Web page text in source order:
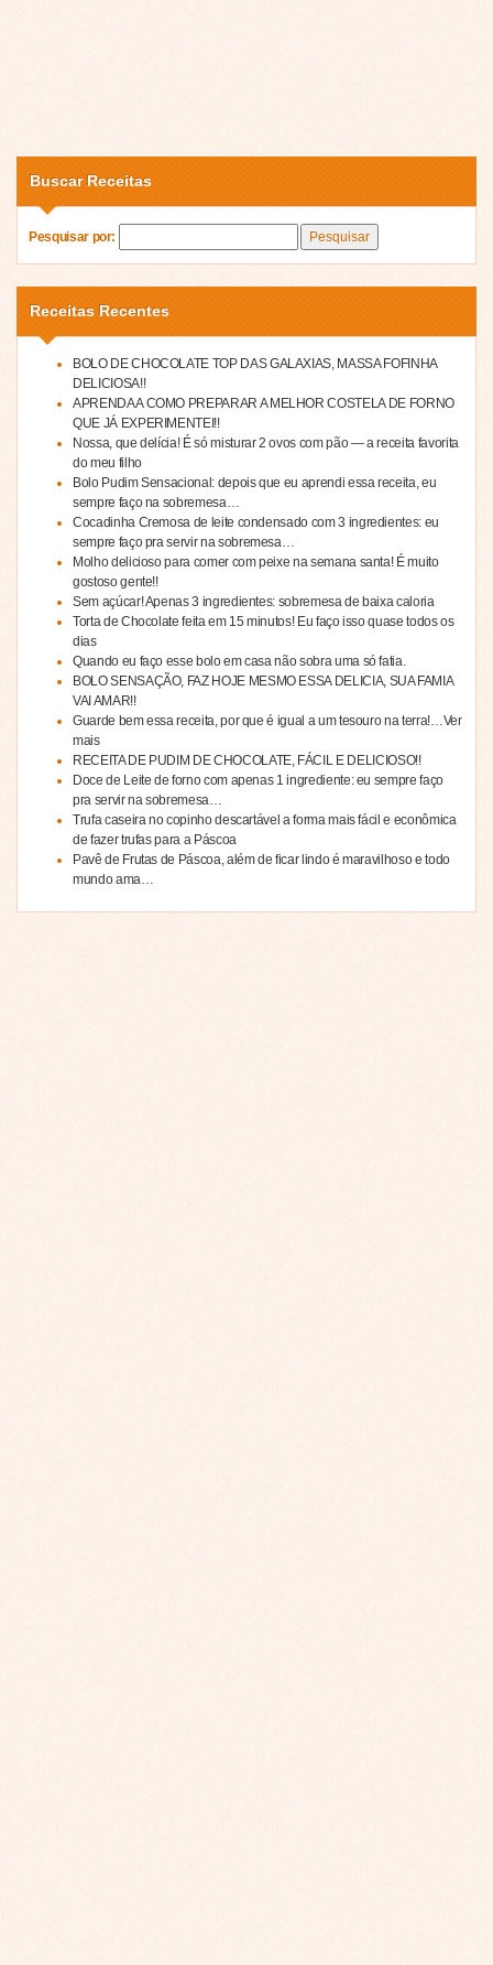
Buscar Receitas
Pesquisar por:
Receitas Recentes
BOLO DE CHOCOLATE TOP DAS GALAXIAS, MASSA FOFINHA
DELICIOSA!!
APRENDA A COMO PREPARAR A MELHOR COSTELA DE FORNO
QUE JÁ EXPERIMENTEI!!
Nossa, que delícia! É só misturar 2 ovos com pão — a receita favorita
do meu filho
Bolo Pudim Sensacional: depois que eu aprendi essa receita, eu
sempre faço na sobremesa…
Cocadinha Cremosa de leite condensado com 3 ingredientes: eu
sempre faço pra servir na sobremesa…
Molho delicioso para comer com peixe na semana santa! É muito
gostoso gente!!
Sem açúcar! Apenas 3 ingredientes: sobremesa de baixa caloria
Torta de Chocolate feita em 15 minutos! Eu faço isso quase todos os
dias
Quando eu faço esse bolo em casa não sobra uma só fatia.
BOLO SENSAÇÃO, FAZ HOJE MESMO ESSA DELICIA, SUA FAMIA
VAI AMAR!!
Guarde bem essa receita, por que é igual a um tesouro na terra!…Ver
mais
RECEITA DE PUDIM DE CHOCOLATE, FÁCIL E DELICIOSO!!
Doce de Leite de forno com apenas 1 ingrediente: eu sempre faço
pra servir na sobremesa…
Trufa caseira no copinho descartável a forma mais fácil e econômica
de fazer trufas para a Páscoa
Pavê de Frutas de Páscoa, além de ficar lindo é maravilhoso e todo
mundo ama…